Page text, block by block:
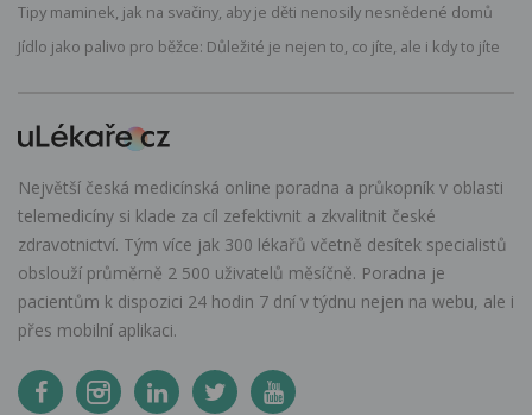
Tipy maminek, jak na svačiny, aby je děti nenosily nesnědené domů
Jídlo jako palivo pro běžce: Důležité je nejen to, co jíte, ale i kdy to jíte
Největší česká medicínská online poradna a průkopník v oblasti
telemedicíny si klade za cíl zefektivnit a zkvalitnit české
zdravotnictví. Tým více jak 300 lékařů včetně desítek specialistů
obslouží průměrně 2 500 uživatelů měsíčně. Poradna je
pacientům k dispozici 24 hodin 7 dní v týdnu nejen na webu, ale i
přes mobilní aplikaci.